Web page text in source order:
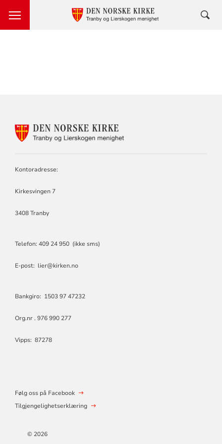
FOR
Kontoradresse:
Kirkesvingen 7
3408 Tranby
Telefon: 409 24 950 (ikke sms)
E-post: lier@kirken.no
Bankgiro: 1503 97 47232
Org.nr . 976 990 277
Vipps: 87278
Følg oss på Facebook
Tilgjengelighetserklæring
© 2026